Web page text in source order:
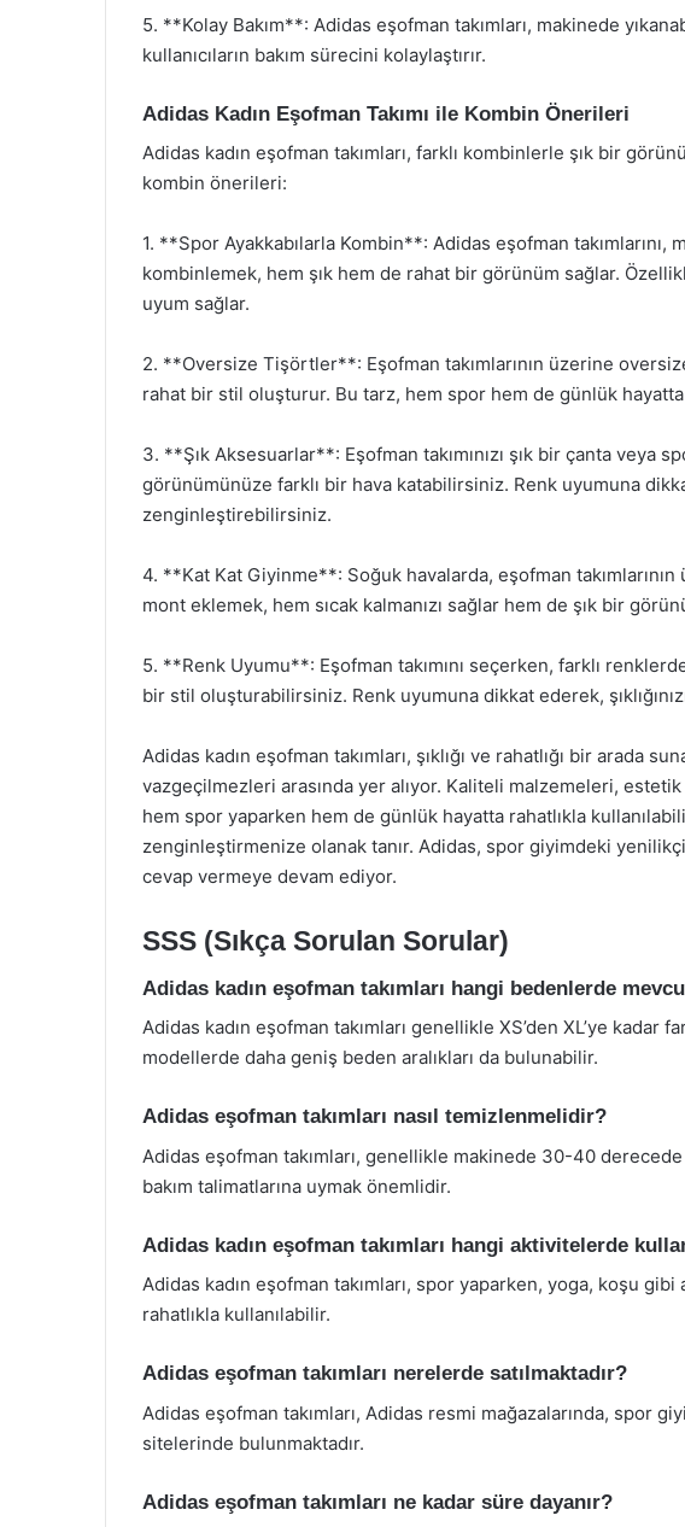
5. **Kolay Bakım**: Adidas eşofman takımları, makinede
kullanıcıların bakım sürecini kolaylaştırır.
Adidas Kadın Eşofman Takımı ile Kombin Önerileri
Adidas kadın eşofman takımları, farklı kombinlerle şık bir
kombin önerileri:
1. **Spor Ayakkabılarla Kombin**: Adidas eşofman takımlarını,
kombinlemek, hem şık hem de rahat bir görünüm sağlar.
uyum sağlar.
2. **Oversize Tişörtler**: Eşofman takımlarının üzerine
rahat bir stil oluşturur. Bu tarz, hem spor hem de günlük hayatta
3. **Şık Aksesuarlar**: Eşofman takımınızı şık bir çanta veya
görünümünüze farklı bir hava katabilirsiniz. Renk uyumuna
zenginleştirebilirsiniz.
4. **Kat Kat Giyinme**: Soğuk havalarda, eşofman
mont eklemek, hem sıcak kalmanızı sağlar hem de şık bir
5. **Renk Uyumu**: Eşofman takımını seçerken, farklı
bir stil oluşturabilirsiniz. Renk uyumuna dikkat ederek,
Adidas kadın eşofman takımları, şıklığı ve rahatlığı bir arada
vazgeçilmezleri arasında yer alıyor. Kaliteli malzemeleri,
hem spor yaparken hem de günlük hayatta rahatlıkla
zenginleştirmenize olanak tanır. Adidas, spor giyimdeki yenilikçi
cevap vermeye devam ediyor.
SSS (Sıkça Sorulan Sorular)
Adidas kadın eşofman takımları hangi bedenlerde
Adidas kadın eşofman takımları genellikle XS’den XL’ye kadar
modellerde daha geniş beden aralıkları da bulunabilir.
Adidas eşofman takımları nasıl temizlenmelidir?
Adidas eşofman takımları, genellikle makinede 30-40
bakım talimatlarına uymak önemlidir.
Adidas kadın eşofman takımları hangi aktivitelerde
Adidas kadın eşofman takımları, spor yaparken, yoga, koşu
rahatlıkla kullanılabilir.
Adidas eşofman takımları nerelerde satılmaktadır?
Adidas eşofman takımları, Adidas resmi mağazalarında, spor
sitelerinde bulunmaktadır.
Adidas eşofman takımları ne kadar süre dayanır?